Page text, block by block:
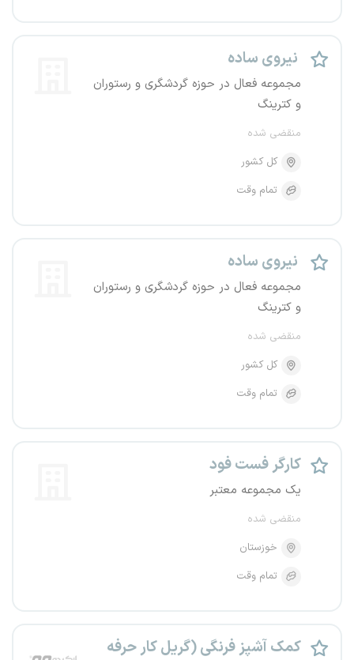
نیروی ساده
مجموعه فعال در حوزه گردشگری و رستوران
و کترینگ
منقضی شده
کل کشور
تمام وقت
نیروی ساده
مجموعه فعال در حوزه گردشگری و رستوران
و کترینگ
منقضی شده
کل کشور
تمام وقت
کارگر فست فود
یک مجموعه معتبر
منقضی شده
خوزستان
تمام وقت
کمک آشپز فرنگی (گریل کار حرفه